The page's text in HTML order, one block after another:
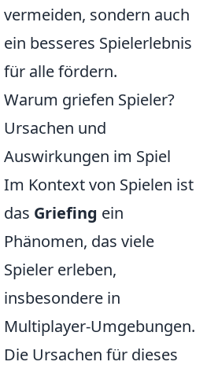
vermeiden, sondern auch
ein besseres Spielerlebnis
für alle fördern.
Warum griefen Spieler?
Ursachen und
Auswirkungen im Spiel
Im Kontext von Spielen ist
das Griefing ein
Phänomen, das viele
Spieler erleben,
insbesondere in
Multiplayer-Umgebungen.
Die Ursachen für dieses